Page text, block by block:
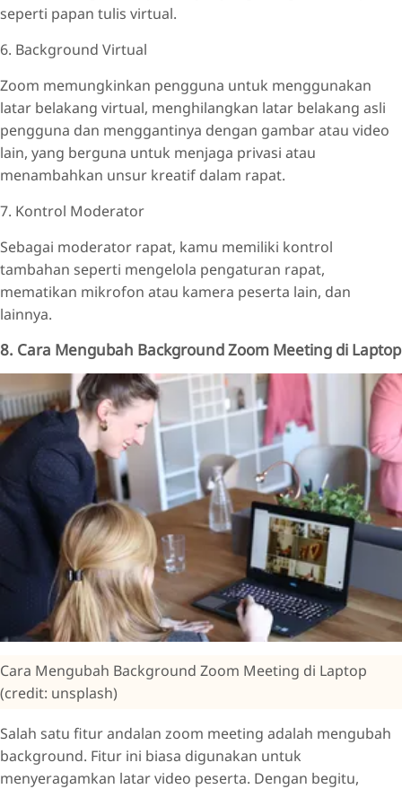
seperti papan tulis virtual.
6. Background Virtual
Zoom memungkinkan pengguna untuk menggunakan
latar belakang virtual, menghilangkan latar belakang asli
pengguna dan menggantinya dengan gambar atau video
lain, yang berguna untuk menjaga privasi atau
menambahkan unsur kreatif dalam rapat.
7. Kontrol Moderator
Sebagai moderator rapat, kamu memiliki kontrol
tambahan seperti mengelola pengaturan rapat,
mematikan mikrofon atau kamera peserta lain, dan
lainnya.
8. Cara Mengubah Background Zoom Meeting di Laptop
Cara Mengubah Background Zoom Meeting di Laptop
(credit: unsplash)
Salah satu fitur andalan zoom meeting adalah mengubah
background. Fitur ini biasa digunakan untuk
menyeragamkan latar video peserta. Dengan begitu,